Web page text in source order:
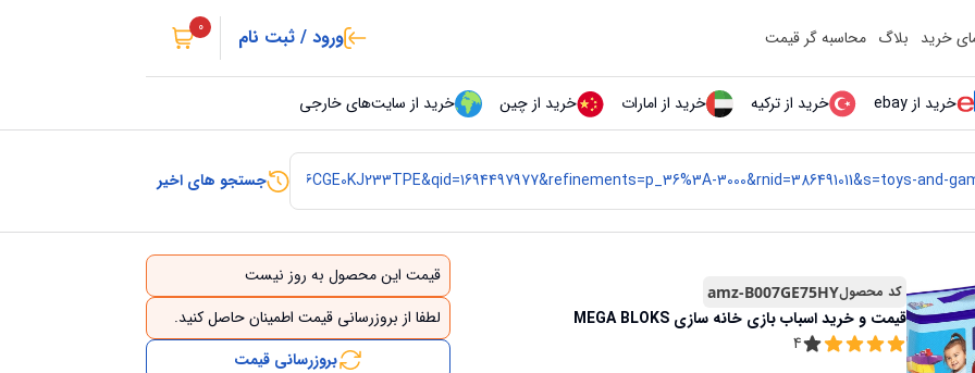
خرید بلاگ محاسبه گر قیمت ورود / ثبت نام 0
خرید از ebay خرید از ترکیه خرید از امارات خرید از چین خرید از سایت‌های خارجی
جستجو های اخیر
کد محصولamz-B007GE75HY
قیمت و خریداسباب بازی خانه سازی MEGA BLOKS
4
قیمت این محصول به روز نیست
لطفا از بروزرسانی قیمت اطمینان حاصل کنید.
بروزرسانی قیمت